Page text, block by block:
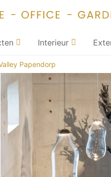
Interieur
Papendorp